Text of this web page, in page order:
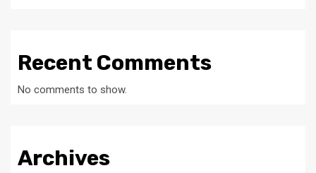
Recent Comments
No comments to show.
Archives